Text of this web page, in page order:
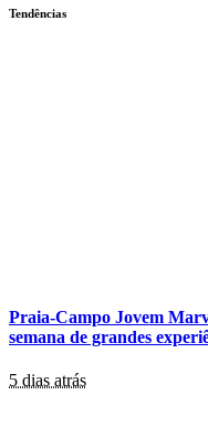
Tendências
Praia-Campo Jovem
semana de grandes
5 dias atrás